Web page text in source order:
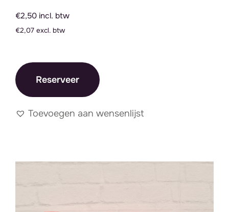
€2,50 incl. btw
€2,07 excl. btw
Reserveer
Toevoegen aan wensenlijst